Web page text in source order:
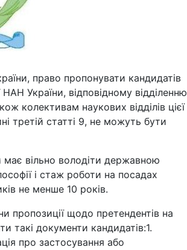
право пропонувати кандидатів
України, відповідному відділенню
колективам наукових відділів цієї
третій статті 9, не можуть бути
вільно володіти державною
і стаж роботи на посадах
не менше 10 років.
пропозиції щодо претендентів на
такі документи кандидатів:1.
про застосування або